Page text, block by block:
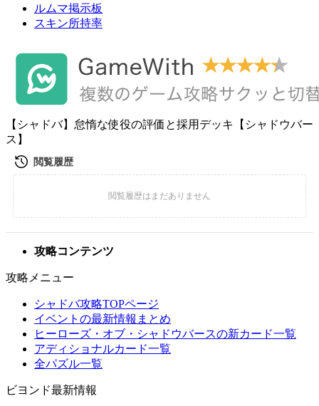
ルムマ掲示板
スキン所持率
【シャドバ】怠惰な使役の評価と採用デッキ【シャドウバー
ス】
攻略コンテンツ
攻略メニュー
シャドバ攻略TOPページ
イベントの最新情報まとめ
ヒーローズ・オブ・シャドウバースの新カード一覧
アディショナルカード一覧
全パズル一覧
ビヨンド最新情報